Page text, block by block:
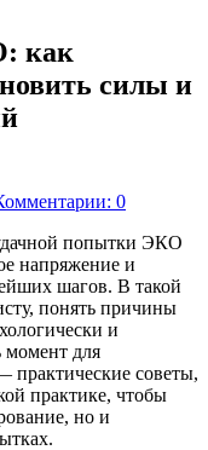
как
силы и
0
попытки ЭКО
напряжение и
шагов. В такой
понять причины
и
момент для
практические советы,
практике, чтобы
но и